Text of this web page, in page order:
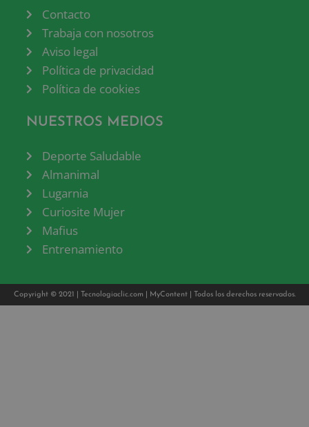
Contacto
Trabaja con nosotros
Aviso legal
Política de privacidad
Política de cookies
NUESTROS MEDIOS
Deporte Saludable
Almanimal
Lugarnia
Curiosite Mujer
Mafius
Entrenamiento
Copyright © 2021 | Tecnologiaclic.com MyContent| Todos los derechos reservados.